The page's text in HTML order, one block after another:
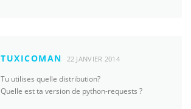
TUXICOMAN 22 JANVIER 2014
Tu utilises quelle distribution?
Quelle est ta version de python-requests ?